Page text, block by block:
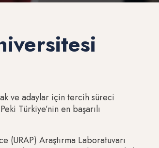
ve adaylar için tercih süreci
Türkiye’nin en başarılı
(URAP) Araştırma Laboratuvarı